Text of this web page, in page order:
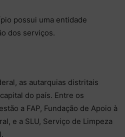
possui uma entidade
dos serviços.
as autarquias distritais
do país. Entre os
a FAP, Fundação de Apoio à
e a SLU, Serviço de Limpeza